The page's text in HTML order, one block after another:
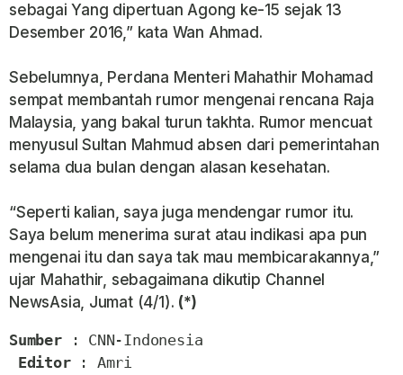
sebagai Yang dipertuan Agong ke-15 sejak 13
Desember 2016,” kata Wan Ahmad.
Sebelumnya, Perdana Menteri Mahathir Mohamad
sempat membantah rumor mengenai rencana Raja
Malaysia, yang bakal turun takhta. Rumor mencuat
menyusul Sultan Mahmud absen dari pemerintahan
selama dua bulan dengan alasan kesehatan.
“Seperti kalian, saya juga mendengar rumor itu.
Saya belum menerima surat atau indikasi apa pun
mengenai itu dan saya tak mau membicarakannya,”
ujar Mahathir, sebagaimana dikutip Channel
NewsAsia, Jumat (4/1). (*)
Sumber : CNN-Indonesia
Editor : Amri